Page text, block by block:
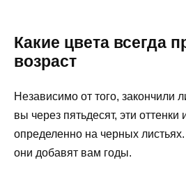
Какие цвета всегда
возраст
Независимо от того, закончили
вы через пятьдесят, эти оттенки
определенно на черных
они добавят вам годы.